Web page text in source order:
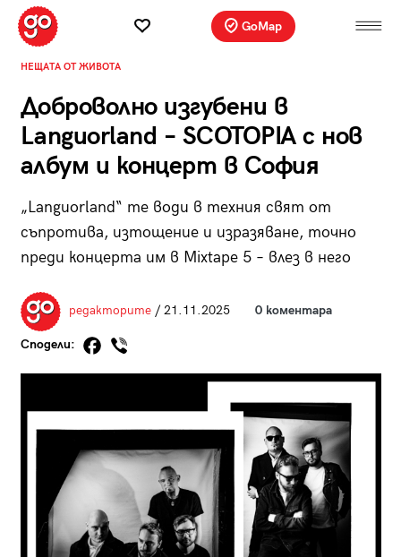
GoMap
НЕЩАТА ОТ ЖИВОТА
Доброволно изгубени в
Languorland – SCOTOPIA с нов
албум и концерт в София
„Languorland“ те води в техния свят от
съпротива, изтощение и изразяване, точно
преди концерта им в Mixtape 5 – влез в него
редакторите/ 21.11.2025 0 коментара
Сподели: